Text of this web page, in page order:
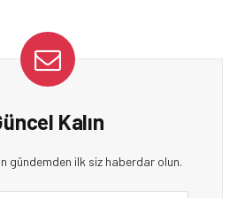
Kalın
gündemden ilk siz haberdar olun.